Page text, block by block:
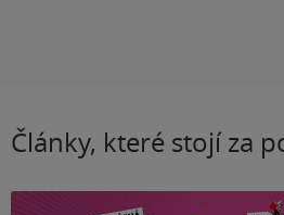
Články, které stojí za